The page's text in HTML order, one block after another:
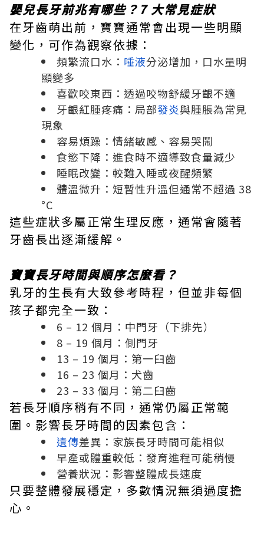
嬰兒長牙前兆有哪些？7 大常見症狀
在牙齒萌出前，寶寶通常會出現一些明顯
變化，可作為觀察依據：
頻繁流口水： 唾液分泌增加，口水量明
顯變多
喜歡咬東西：透過咬物舒緩牙齦不適
牙齦紅腫疼痛：局部發炎與腫脹為常見
現象
容易煩躁：情緒敏感、容易哭鬧
食慾下降：進食時不適導致食量減少
睡眠改變：較難入睡或夜醒頻繁
體溫微升：短暫性升溫但通常不超過 38
°C
這些症狀多屬正常生理反應，通常會隨著
牙齒長出逐漸緩解。
寶寶長牙時間與順序怎麼看？
乳牙的生長有大致參考時程，但並非每個
孩子都完全一致：
6 – 12 個月：中門牙（下排先）
8 – 19 個月：側門牙
13 – 19 個月：第一臼齒
16 – 23 個月：犬齒
23 – 33 個月：第二臼齒
若長牙順序稍有不同，通常仍屬正常範
圍。影響長牙時間的因素包含：
遺傳差異：家族長牙時間可能相似
早產或體重較低：發育進程可能稍慢
營養狀況：影響整體成長速度
只要整體發展穩定，多數情況無須過度擔
心。